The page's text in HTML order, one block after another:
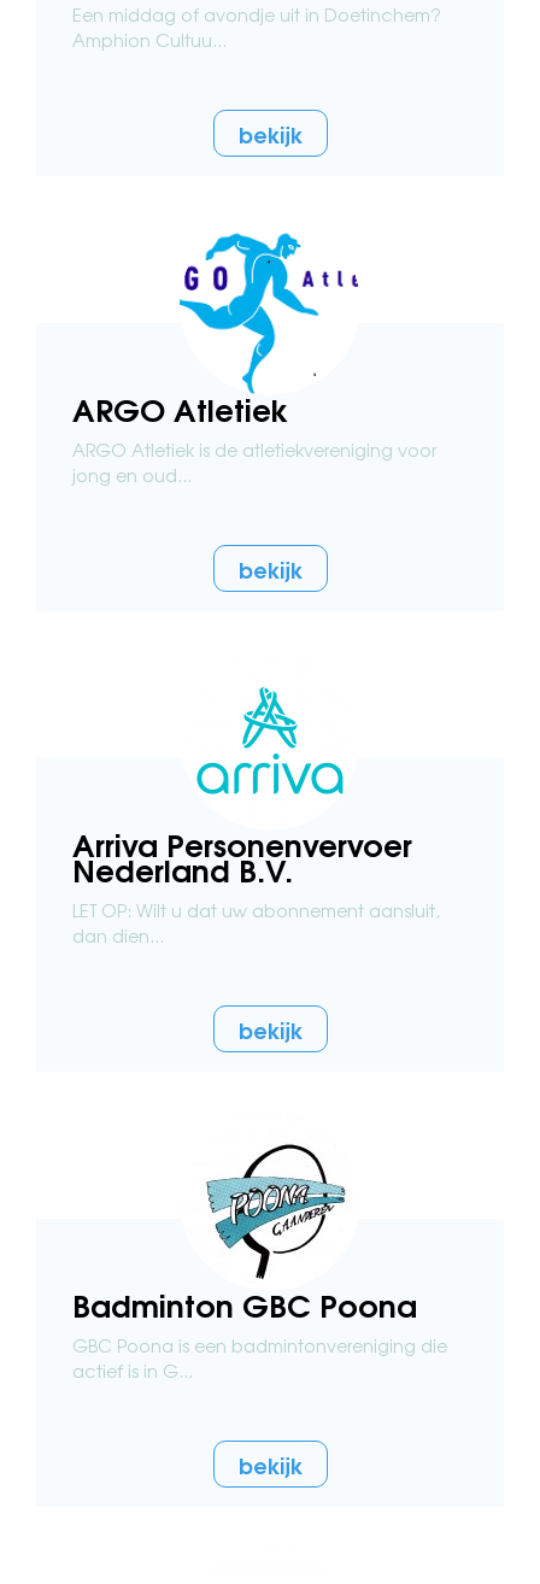
Een middag of avondje uit in Doetinchem?
Amphion Cultuu...
bekijk
ARGO Atletiek
ARGO Atletiek is de atletiekvereniging voor
jong en oud...
bekijk
Arriva Personenvervoer
Nederland B.V.
LET OP: Wilt u dat uw abonnement aansluit,
dan dien...
bekijk
Badminton GBC Poona
GBC Poona is een badmintonvereniging die
actief is in G...
bekijk